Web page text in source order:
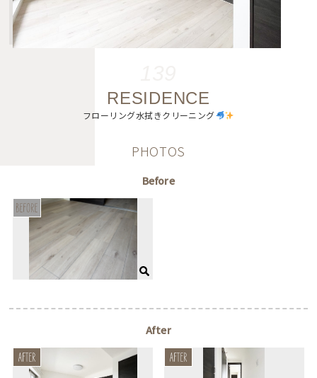
RESIDENCE
フローリング水拭きクリーニング
PHOTOS
Before
After